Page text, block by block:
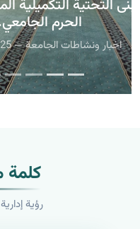
الدراسية في
اخبار ونشاطات
كلمة
رؤية